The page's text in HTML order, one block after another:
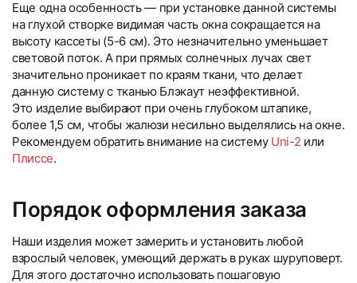
Еще одна особенность — при установке данной системы
на глухой створке видимая часть окна сокращается на
высоту кассеты (5-6 см). Это незначительно уменьшает
световой поток. А при прямых солнечных лучах свет
значительно проникает по краям ткани, что делает
данную систему с тканью Блэкаут неэффективной.
Это изделие выбирают при очень глубоком штапике,
более 1,5 см, чтобы жалюзи несильно выделялись на окне.
Рекомендуем обратить внимание на систему Uni-2 или
Плиссе.
Порядок оформления заказа
Наши изделия может замерить и установить любой
взрослый человек, умеющий держать в руках шуруповерт.
Для этого достаточно использовать пошаговую